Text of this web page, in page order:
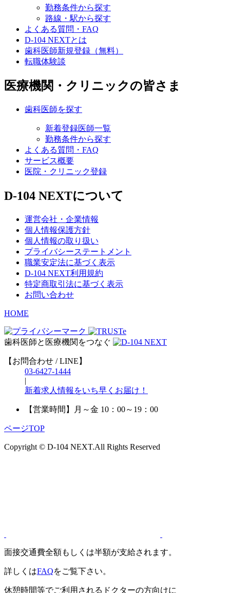
勤務条件から探す
路線・駅から探す
よくある質問・FAQ
D-104 NEXTとは
歯科医師新規登録（無料）
転職体験談
医療機関・クリニックの皆さま
歯科医師を探す
新着登録医師一覧
勤務条件から探す
よくある質問・FAQ
サービス概要
医院・クリニック登録
D-104 NEXTについて
運営会社・企業情報
個人情報保護方針
個人情報の取り扱い
プライバシーステートメント
職業安定法に基づく表示
D-104 NEXT利用規約
特定商取引法に基づく表示
お問い合わせ
HOME
歯科医師と医療機関をつなぐ
【お問合わせ / LINE】
03-6427-1444
|
新着求人情報をいち早くお届け！
【営業時間】 月～金 10：00～19：00
ページTOP
Copyright © D-104 NEXT.All Rights Reserved
面接交通費全額もしくは半額が支給されます。
詳しくはFAQをご覧下さい。
休憩時間等でご利用されるドクターの方向けに